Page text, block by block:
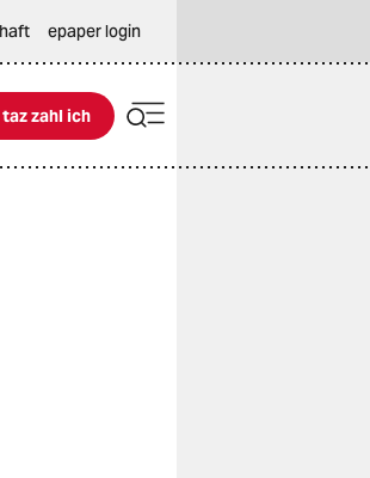
epaper login
ich
taz zahl ich